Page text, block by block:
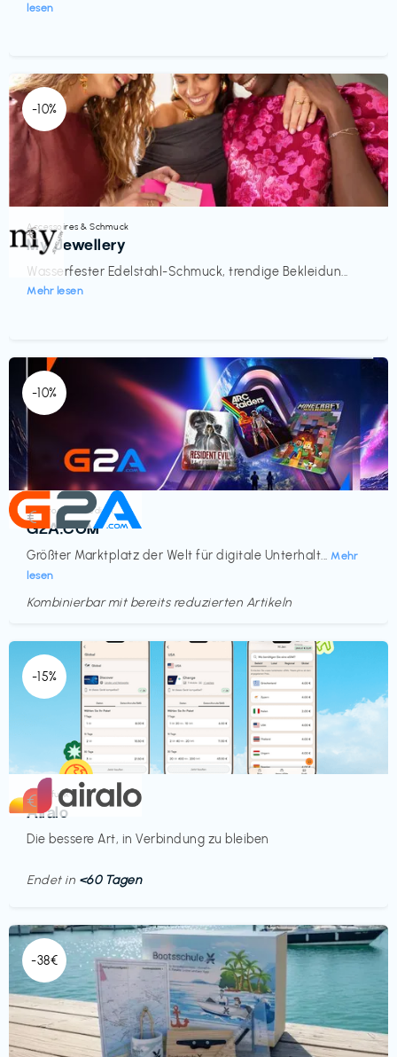
lesen
-10%
Accessoires & Schmuck
My Jewellery
Wasserfester Edelstahl-Schmuck, trendige Bekleidun...
Mehr lesen
€‎
-10%
Elektronik & Medien
G2A.COM
Größter Marktplatz der Welt für digitale Unterhalt... Mehr
lesen
€‎
Kombinierbar mit bereits reduzierten Artikeln
-15%
Mobilfunk
Airalo
Die bessere Art, in Verbindung zu bleiben
€‎
Endet in <60 Tagen
-38€